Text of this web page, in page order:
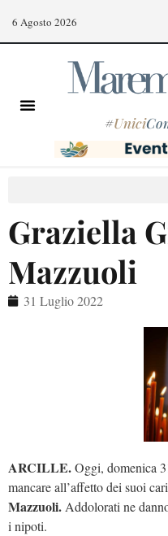
6 Agosto 2026
#Unici
Graziella
Mazzuoli
31 Luglio 2022
ARCILLE.Oggi, domenica
mancare all’affetto dei suoi cari
Mazzuoli.Addolorati ne
i nipoti.